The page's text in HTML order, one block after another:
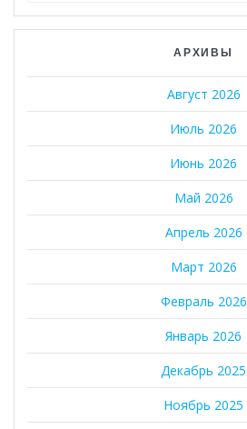
АРХИВЫ
Август 2026
Июль 2026
Июнь 2026
Май 2026
Апрель 2026
Март 2026
Февраль 2026
Январь 2026
Декабрь 2025
Ноябрь 2025